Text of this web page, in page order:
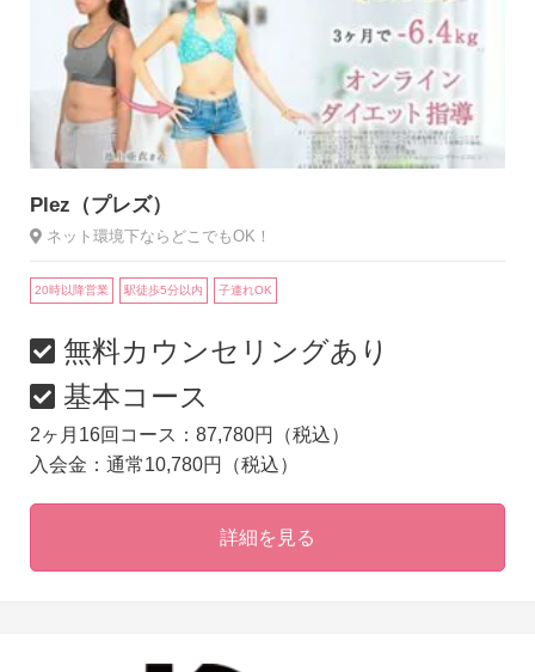
Plez（プレズ）
ネット環境下ならどこでもOK！
20時以降営業 駅徒歩5分以内 子連れOK
無料カウンセリングあり
基本コース
2ヶ月16回コース：87,780円（税込）
入会金：通常10,780円（税込）
詳細を見る